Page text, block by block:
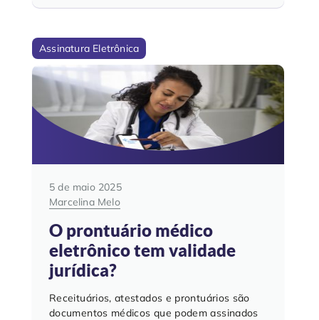
Assinatura Eletrônica
5 de maio 2025
Marcelina Melo
O prontuário médico
eletrônico tem validade
jurídica?
Receituários, atestados e prontuários são
documentos médicos que podem assinados